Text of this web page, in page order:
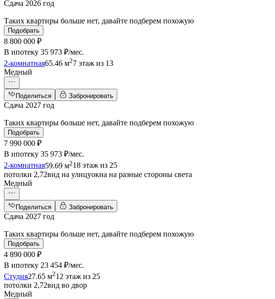
Сдача 2026 год
Таких квартиры больше нет, давайте подберем похожую
Подобрать
8 800 000 ₽
В ипотеку 35 973 ₽/мес.
2-комнатная65.46 м27 этаж из 13
Медный
Поделиться Забронировать
Сдача 2027 год
Таких квартиры больше нет, давайте подберем похожую
Подобрать
7 990 000 ₽
В ипотеку 35 973 ₽/мес.
2-комнатная59.69 м218 этаж из 25
потолки 2,72вид на улицуокна на разные стороны света
Медный
Поделиться Забронировать
Сдача 2027 год
Таких квартиры больше нет, давайте подберем похожую
Подобрать
4 890 000 ₽
В ипотеку 23 454 ₽/мес.
Студия27.65 м212 этаж из 25
потолки 2,72вид во двор
Медный